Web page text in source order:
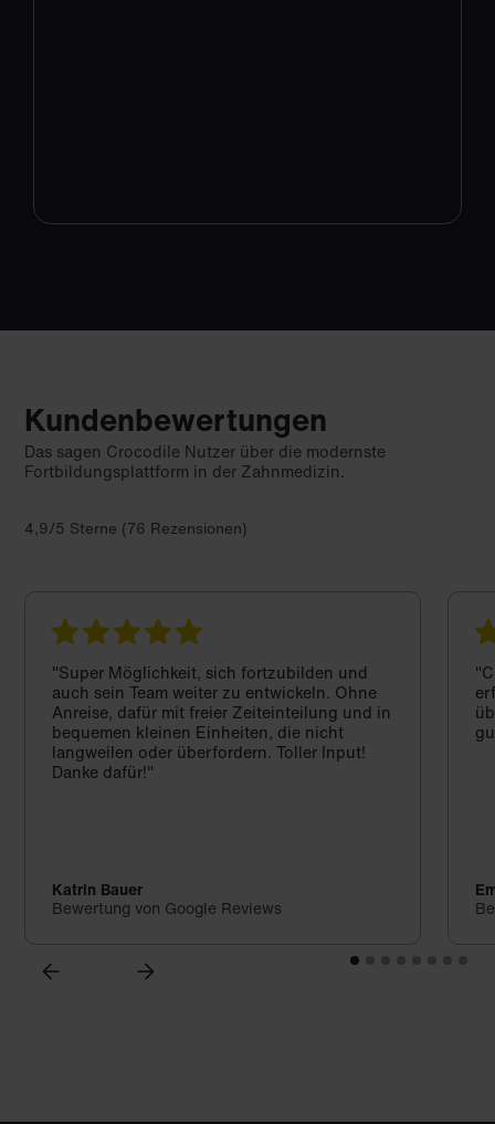
Kundenbewertungen
Das sagen Crocodile Nutzer über die modernste
Fortbildungsplattform in der Zahnmedizin.
4,9/5 Sterne (76 Rezensionen)
"Super Möglichkeit, sich fortzubilden und
auch sein Team weiter zu entwickeln. Ohne
Anreise, dafür mit freier Zeiteinteilung und in
bequemen kleinen Einheiten, die nicht
langweilen oder überfordern. Toller Input!
Danke dafür!"
Katrin Bauer
Bewertung von Google Reviews